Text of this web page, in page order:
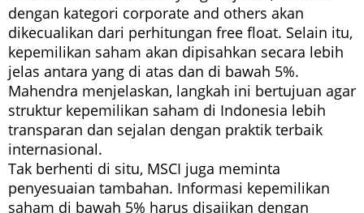
dengan kategori corporate and others akan
dikecualikan dari perhitungan free float. Selain itu,
kepemilikan saham akan dipisahkan secara lebih
jelas antara yang di atas dan di bawah 5%.
Mahendra menjelaskan, langkah ini bertujuan agar
struktur kepemilikan saham di Indonesia lebih
transparan dan sejalan dengan praktik terbaik
internasional.
Tak berhenti di situ, MSCI juga meminta
penyesuaian tambahan. Informasi kepemilikan
saham di bawah 5% harus disajikan dengan